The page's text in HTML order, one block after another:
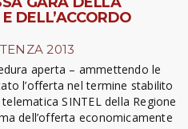
DELL’ACCORDO
2013
aperta – ammettendo le
l’offerta nel termine stabilito
SINTEL della Regione
dell’offerta economicamente